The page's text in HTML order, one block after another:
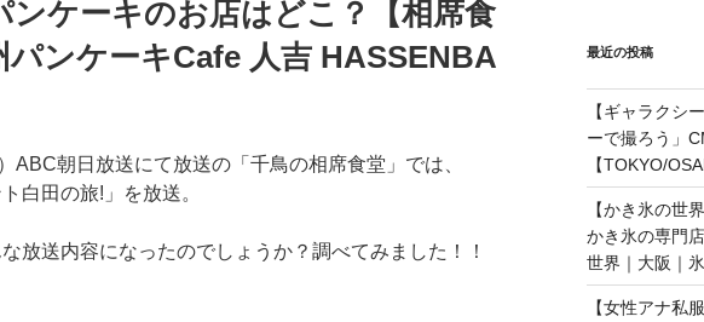
ンケーキのお店はどこ？【相席食
パンケーキCafe 人吉 HASSENBA
ABC朝日放送にて放送の「千鳥の相席食堂」では、
白田の旅!」を放送。
放送内容になったのでしょうか？調べてみました！！
最近の投稿
【ギャラクシ
ーで撮ろう」
【TOKYO/
【かき氷の世
かき氷の専門
世界｜大阪｜
【女性アナ私